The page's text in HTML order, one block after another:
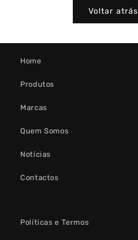
Voltar atrás
Home
Produtos
Marcas
Quem Somos
Notícias
Contactos
Políticas e Termos